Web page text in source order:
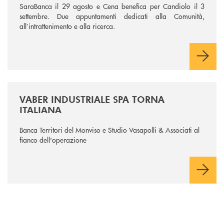
SaraBanca il 29 agosto e Cena benefica per Candiolo il 3
settembre. Due appuntamenti dedicati alla Comunità,
all’intrattenimento e alla ricerca.
VABER INDUSTRIALE SPA TORNA
ITALIANA
Banca Territori del Monviso e Studio Vasapolli & Associati al
fianco dell'operazione